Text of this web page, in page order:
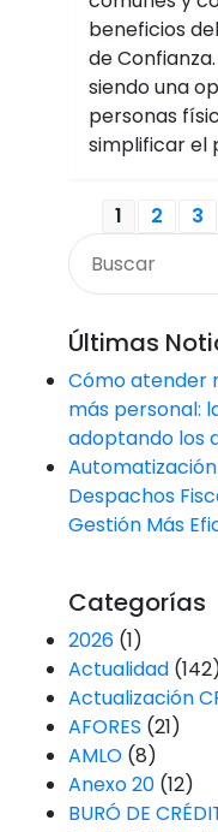
beneficios
de Confianza.
siendo una
personas
simplificar el
1 2 3
Últimas
Cómo atender
más personal:
adoptando los
Despachos
Gestión Más
Categorías
2026(1)
Actualidad
Actualización
AFORES (21)
AMLO(8)
Anexo 20(12)
BURÓ DE